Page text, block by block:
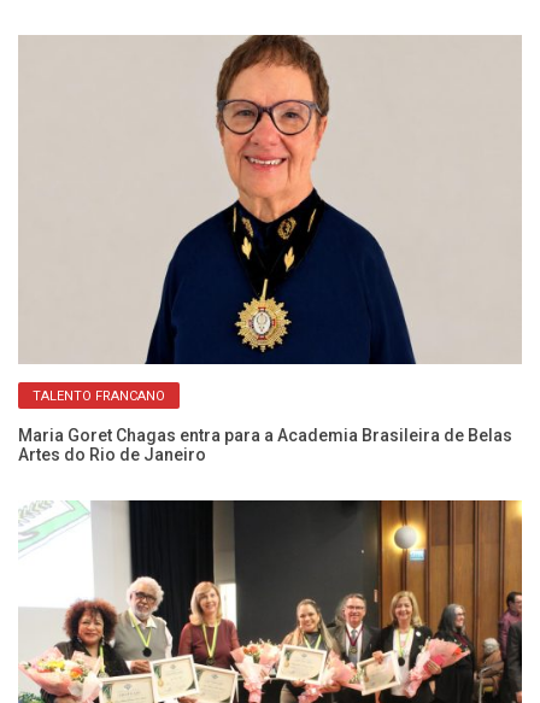
TALENTO FRANCANO
Maria Goret Chagas entra para a Academia Brasileira de Belas
Artes do Rio de Janeiro